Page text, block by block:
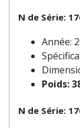
N de Série:
Année:
Poids:
N de Série: